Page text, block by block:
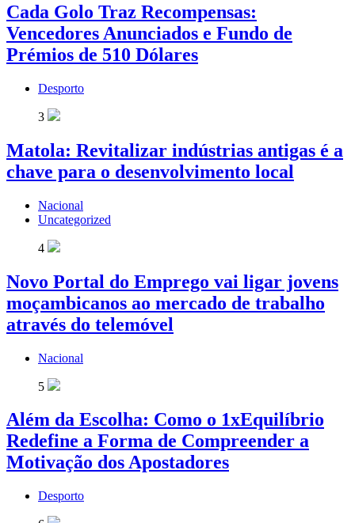
Cada Golo Traz Recompensas:
Vencedores Anunciados e Fundo de
Prémios de 510 Dólares
Desporto
3
Matola: Revitalizar indústrias antigas é a
chave para o desenvolvimento local
Nacional
Uncategorized
4
Novo Portal do Emprego vai ligar jovens
moçambicanos ao mercado de trabalho
através do telemóvel
Nacional
5
Além da Escolha: Como o 1xEquilíbrio
Redefine a Forma de Compreender a
Motivação dos Apostadores
Desporto